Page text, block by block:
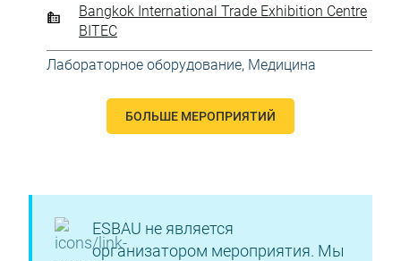
Bangkok International Trade Exhibition Centre
BITEC
Лабораторное оборудование, Медицина
БОЛЬШЕ МЕРОПРИЯТИЙ
ESBAU не является
организатором мероприятия. Мы